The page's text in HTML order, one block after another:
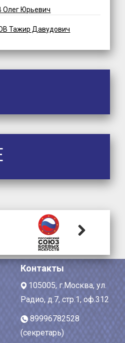
Юрьевич
Тажир Давудович
Контакты
105005, г.Москва, ул.
Радио, д.7, стр.1, оф.312
89996782528
(секретарь)